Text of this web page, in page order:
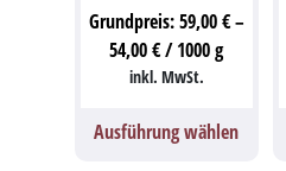
Grundpreis:59,00€–
54,00€/1000g
inkl. MwSt.
Ausführung wählen